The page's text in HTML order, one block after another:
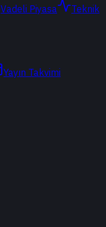
Vadeli Piyasa
Teknik
Yayın Takvimi